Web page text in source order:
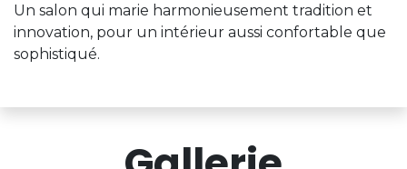
Un salon qui marie harmonieusement tradition et
innovation, pour un intérieur aussi confortable que
sophistiqué.